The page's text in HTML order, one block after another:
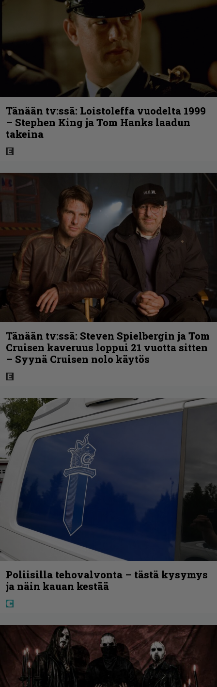
Tänään tv:ssä: Loistoleffa vuodelta 1999
– Stephen King ja Tom Hanks laadun
takeina
Tänään tv:ssä: Steven Spielbergin ja Tom
Cruisen kaveruus loppui 21 vuotta sitten
– Syynä Cruisen nolo käytös
Poliisilla tehovalvonta – tästä kysymys
ja näin kauan kestää